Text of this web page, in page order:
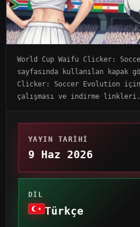
World Cup Waifu Clicker:
sayfasında kullanılan kapak
Clicker: Soccer Evolution için
çalışması ve indirme linkleri.
YAYIN TARIHI
9 Haz 2026
DIL
Türkçe